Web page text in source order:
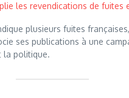
les revendications de fuites
plusieurs fuites
ses publications à une
la politique.